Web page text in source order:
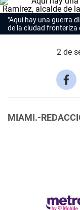
"Aquí hay una guerra
de la ciudad fronteriza
2 de
MIAMI.-